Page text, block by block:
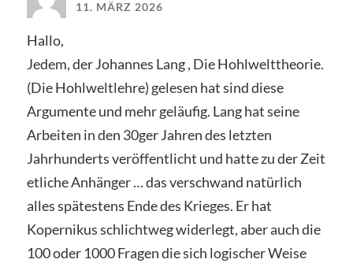
11. MÄRZ 2026
Hallo,
Jedem, der Johannes Lang , Die Hohlwelttheorie.
(Die Hohlweltlehre) gelesen hat sind diese
Argumente und mehr geläufig. Lang hat seine
Arbeiten in den 30ger Jahren des letzten
Jahrhunderts veröffentlicht und hatte zu der Zeit
etliche Anhänger … das verschwand natürlich
alles spätestens Ende des Krieges. Er hat
Kopernikus schlichtweg widerlegt, aber auch die
100 oder 1000 Fragen die sich logischer Weise